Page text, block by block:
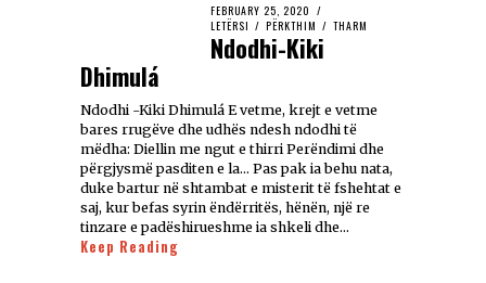
FEBRUARY 25, 2020
LETËRSI / PËRKTHIM / THARM
Ndodhi-Kiki
Dhimulá
Ndodhi -Kiki Dhimulá E vetme, krejt e vetme
bares rrugëve dhe udhës ndesh ndodhi të
mëdha: Diellin me ngut e thirri Perëndimi dhe
përgjysmë pasditen e la… Pas pak ia behu nata,
duke bartur në shtambat e misterit të fshehtat e
saj, kur befas syrin ëndërritës, hënën, një re
tinzare e padëshirueshme ia shkeli dhe…
Keep Reading